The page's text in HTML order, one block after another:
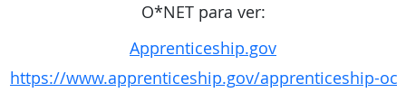
O*NET para ver:
Apprenticeship.gov
https://www.apprenticeship.gov/apprenticeship-